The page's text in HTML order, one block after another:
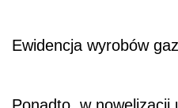
Ewidencja wyrobów